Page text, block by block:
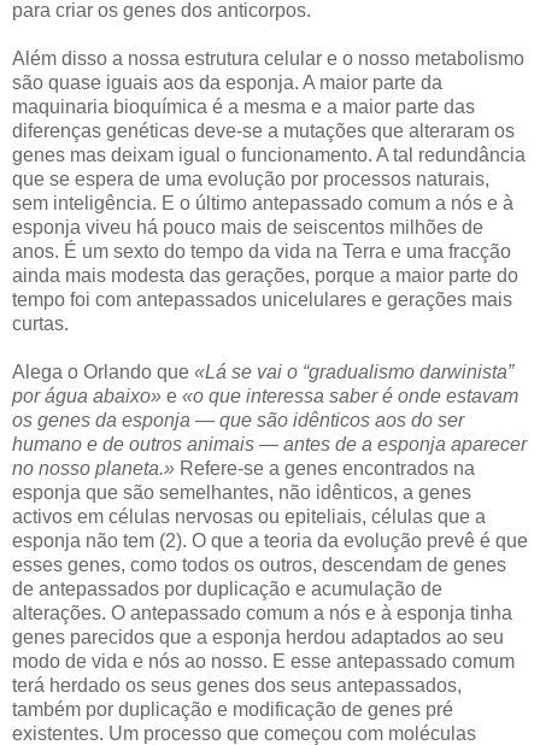
para criar os genes dos anticorpos.
Além disso a nossa estrutura celular e o nosso metabolismo
são quase iguais aos da esponja. A maior parte da
maquinaria bioquímica é a mesma e a maior parte das
diferenças genéticas deve-se a mutações que alteraram os
genes mas deixam igual o funcionamento. A tal redundância
que se espera de uma evolução por processos naturais,
sem inteligência. E o último antepassado comum a nós e à
esponja viveu há pouco mais de seiscentos milhões de
anos. É um sexto do tempo da vida na Terra e uma fracção
ainda mais modesta das gerações, porque a maior parte do
tempo foi com antepassados unicelulares e gerações mais
curtas.
Alega o Orlando que «Lá se vai o “gradualismo darwinista”
por água abaixo» e «o que interessa saber é onde estavam
os genes da esponja — que são idênticos aos do ser
humano e de outros animais — antes de a esponja aparecer
no nosso planeta.» Refere-se a genes encontrados na
esponja que são semelhantes, não idênticos, a genes
activos em células nervosas ou epiteliais, células que a
esponja não tem (2). O que a teoria da evolução prevê é que
esses genes, como todos os outros, descendam de genes
de antepassados por duplicação e acumulação de
alterações. O antepassado comum a nós e à esponja tinha
genes parecidos que a esponja herdou adaptados ao seu
modo de vida e nós ao nosso. E esse antepassado comum
terá herdado os seus genes dos seus antepassados,
também por duplicação e modificação de genes pré
existentes. Um processo que começou com moléculas